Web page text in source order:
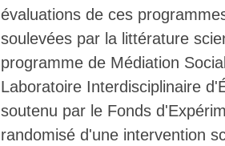
évaluations de ces
soulevées par la littérature
programme de Médiation
Laboratoire Interdisciplinaire
soutenu par le Fonds
randomisé d'une intervention